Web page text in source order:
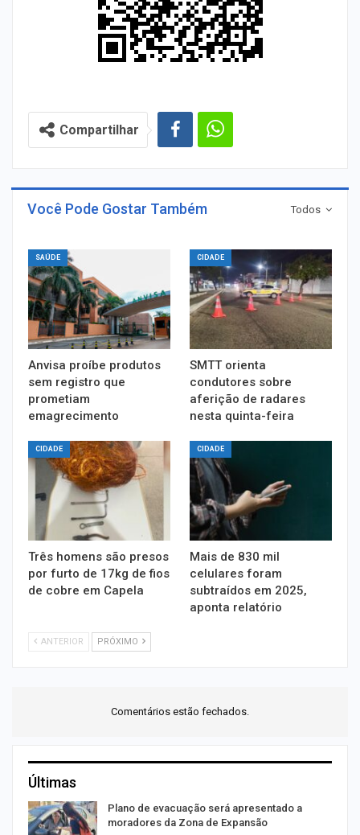
Compartilhar
Todos
Você Pode Gostar Também
SAÚDE
Anvisa proíbe produtos
sem registro que
prometiam
emagrecimento
CIDADE
SMTT orienta
condutores sobre
aferição de radares
nesta quinta-feira
CIDADE
Três homens são presos
por furto de 17kg de fios
de cobre em Capela
CIDADE
Mais de 830 mil
celulares foram
subtraídos em 2025,
aponta relatório
ANTERIOR PRÓXIMO
Comentários estão fechados.
Últimas
Plano de evacuação será apresentado a
moradores da Zona de Expansão